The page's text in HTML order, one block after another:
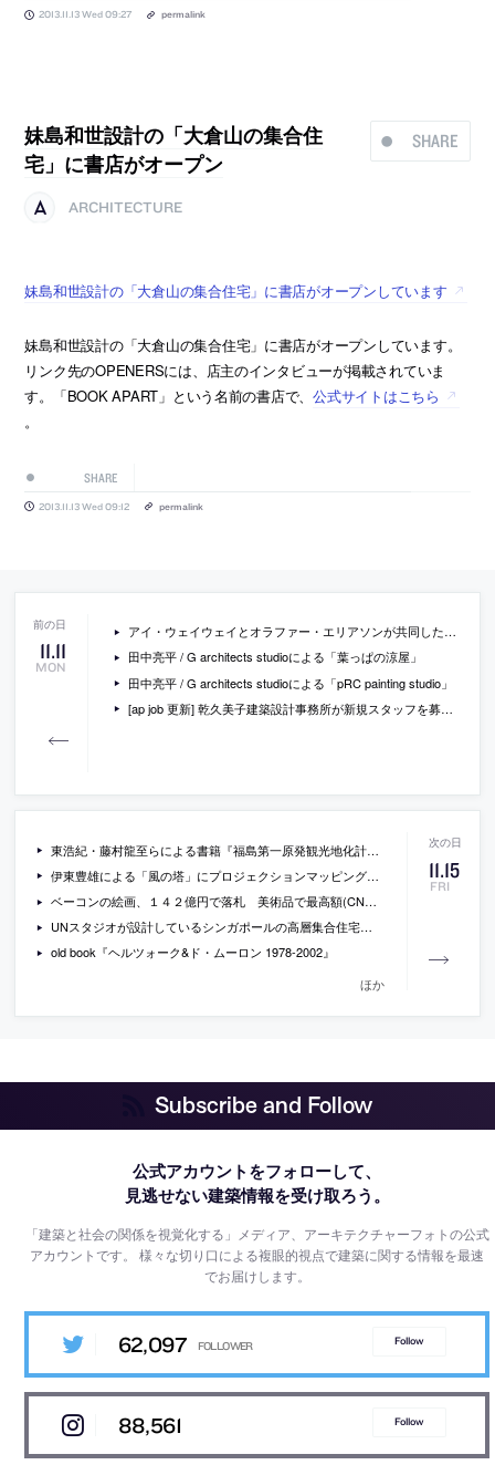
2013.11.13 Wed 09:27 permalink
SHARE
妹島和世設計の「大倉山の集合住
宅」に書店がオープン
ARCHITECTURE
妹島和世設計の「大倉山の集合住宅」に書店がオープンしています
妹島和世設計の「大倉山の集合住宅」に書店がオープンしています。
リンク先のOPENERSには、店主のインタビューが掲載されていま
す。「BOOK APART」という名前の書店で、公式サイトはこちら
。
SHARE
2013.11.13 Wed 09:12 permalink
11.11
MON
アイ・ウェイウェイとオラファー・エリアソンが共同したオンライン・アートプロジェクト「Moon」
田中亮平 / G architects studioによる「葉っぱの涼屋」
田中亮平 / G architects studioによる「pRC painting studio」
[ap job 更新] 乾久美子建築設計事務所が新規スタッフを募集中
11.15
FRI
東浩紀・藤村龍至らによる書籍『福島第一原発観光地化計画』
伊東豊雄による「風の塔」にプロジェクションマッピングが行われるそうです
ベーコンの絵画、１４２億円で落札 美術品で最高額(CNN.co.jp)
UNスタジオが設計しているシンガポールの高層集合住宅の画像
old book『ヘルツォーク&ド・ムーロン 1978-2002』
ほか
Subscribe and Follow
公式アカウントをフォローして、
見逃せない建築情報を受け取ろう。
「建築と社会の関係を視覚化する」メディア、アーキテクチャーフォトの公式
アカウントです。様々な切り口による複眼的視点で建築に関する情報を最速
でお届けします。
62,097 Follow
88,561 Follow